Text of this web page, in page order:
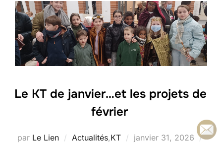
Le KT de janvier…et les projets de
février
par Le Lien Actualités,KT
Publié
janvier 31, 2026